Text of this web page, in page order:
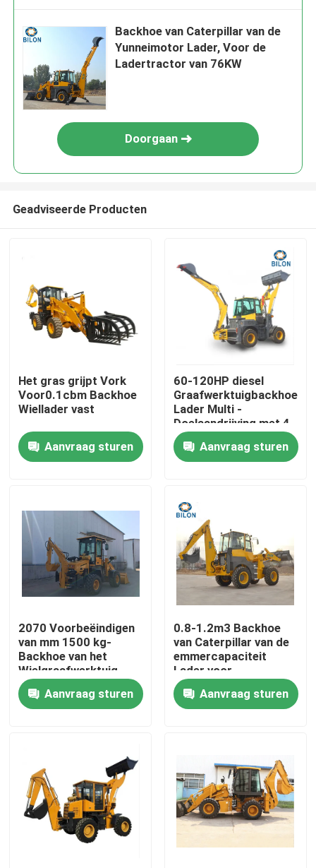
Huis
Ongeveer ons
Fabrieksreis
Kwaliteitscontrole
Contacteer ons
Verzoek om een Citaat
Wegenbouwmachines
Backhoe van Caterpillar van de
Yunneimotor Lader, Voor de
Ladertractor van 76KW
Doorgaan
Geadviseerde Producten
Het gras grijpt Vork
Voor0.1cbm Backhoe
Wiellader vast
Aanvraag sturen
60-120HP diesel
Graafwerktuigbackhoe
Lader Multi -
Doelaandrijving met 4
wielen
Aanvraag sturen
2070 Voorbeëindigen
van mm 1500 kg-
Backhoe van het
Wielgraafwerktuig
Laders
Aanvraag sturen
0.8-1.2m3 Backhoe
van Caterpillar van de
emmercapaciteit
Lader voor
Bouwconstructie
Aanvraag sturen